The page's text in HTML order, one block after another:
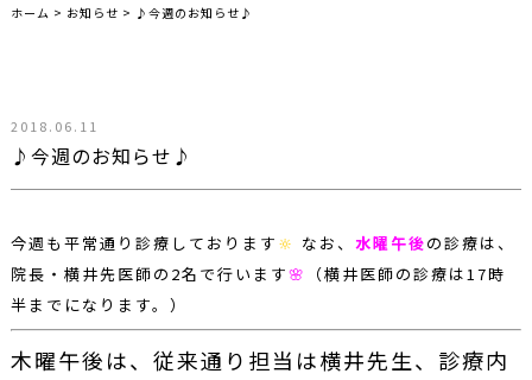
ホーム > お知らせ > ♪今週のお知らせ♪
♪今週のお知らせ♪
2018.06.11
今週も平常通り診療しております 🔆 なお、 水曜午後の診療は、
院長・横井先医師の2名で行います🌸
（横井医師の診療は17時
半までになります。）
木曜午後は、従来通り担当は横井先生、診療内